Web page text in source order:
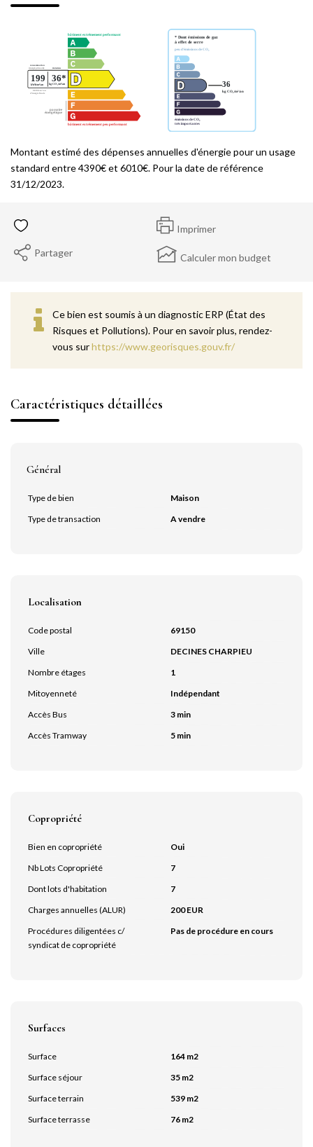
Montant estimé des dépenses annuelles d'énergie pour un usage
standard entre 4390€ et 6010€. Pour la date de référence
31/12/2023.
Imprimer
Partager
Calculer mon budget
Ce bien est soumis à un diagnostic ERP (État des
Risques et Pollutions). Pour en savoir plus, rendez-
vous surhttps://www.georisques.gouv.fr/
Caractéristiques détaillées
Général
Type de bien
Maison
Type de transaction
A vendre
Localisation
Code postal
69150
Ville
DECINES CHARPIEU
Nombre étages
1
Mitoyenneté
Indépendant
Accès Bus
3 min
Accès Tramway
5 min
Copropriété
Bien en copropriété
Oui
Nb Lots Copropriété
7
Dont lots d'habitation
7
Charges annuelles (ALUR)
200 EUR
Procédures diligentées c/
syndicat de copropriété
Pas de procédure en cours
Surfaces
Surface
164 m2
Surface séjour
35 m2
Surface terrain
539 m2
Surface terrasse
76 m2